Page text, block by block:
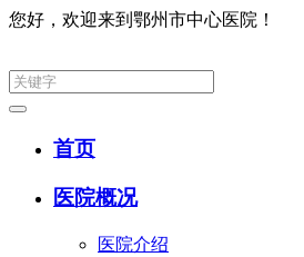
您好，欢迎来到鄂州市中心医院！
首页
医院概况
医院介绍